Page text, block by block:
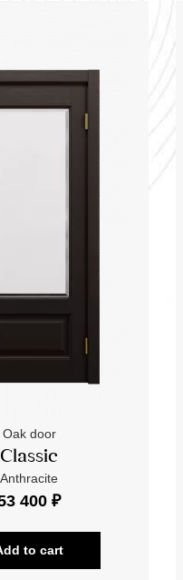
Oak door
Classic
Anthracite
400 ₽
to cart